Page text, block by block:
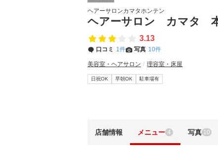
ヘアーサロンカマタホンテン
ヘアーサロン カマタ
3.13
口コミ 1件 写真 10件
美容室・ヘアサロン 理容室・床屋
日祝OK 早朝OK 駐車場有
店舗情報 メニュー 4 写真 10